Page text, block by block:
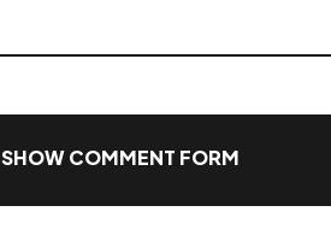
SHOW COMMENT FORM